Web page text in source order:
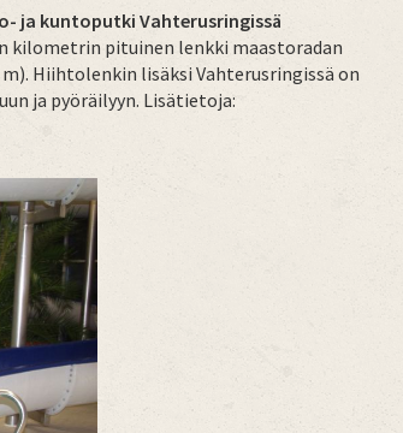
ja kuntoputki Vahterusringissä
kilometrin pituinen lenkki maastoradan
Hiihtolenkin lisäksi Vahterusringissä on
ja pyöräilyyn. Lisätietoja: